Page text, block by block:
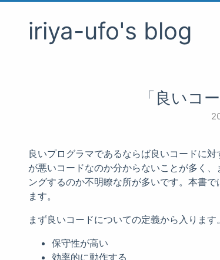
iriya-ufo's blog
「良いコ
良いプログラマであるならば良いコードに
が悪いコードなのか分からないことが多く
ングするのか不明瞭な所が多いです。本書
ます。
まず良いコードについての定義から入ります。
保守性が高い
効率的に動作する